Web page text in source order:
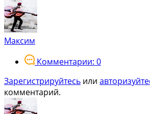
Максим
Комментарии: 0
Зарегистрируйтесь или
комментарий.